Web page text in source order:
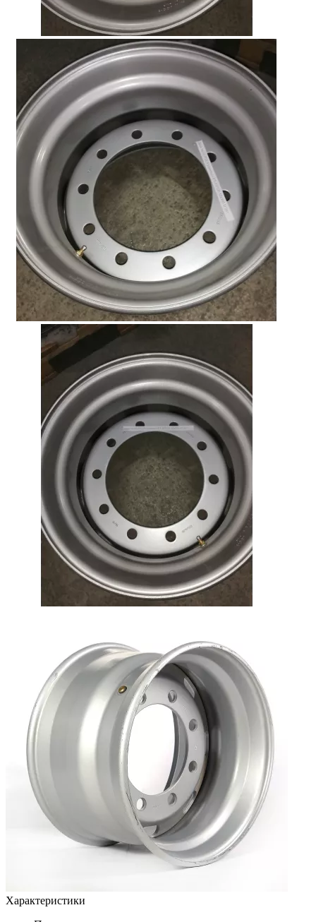
Характеристики